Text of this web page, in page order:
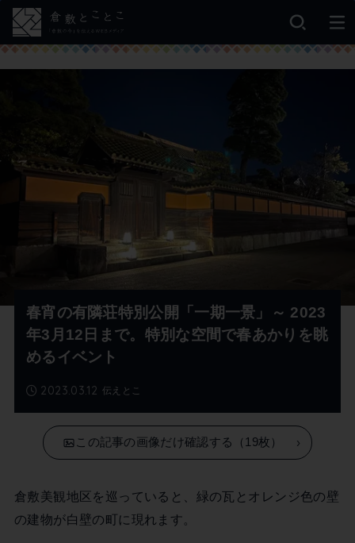
伝えとこ
2023.03.12
春宵の有隣荘特別公開「一期一景」～ 2023
年3月12日まで。特別な空間で春あかりを眺
めるイベント
この記事の画像だけ確認する（19枚）
倉敷美観地区を巡っていると、緑の瓦とオレンジ色の壁
の建物が白壁の町に現れます。